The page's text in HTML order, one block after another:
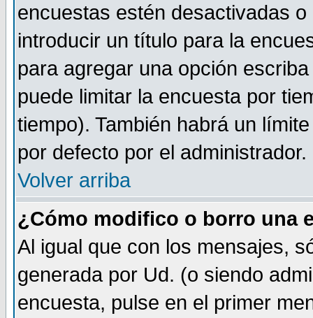
encuestas estén desactivadas
introducir un título para la
para agregar una opción
puede limitar la encuesta por
tiempo). También habrá un
por defecto por el administrador.
Volver arriba
¿Cómo modifico o borro una
Al igual que con los mensajes,
generada por Ud. (o siendo
encuesta, pulse en el primer